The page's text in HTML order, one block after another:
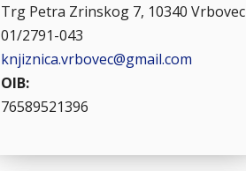
Trg Petra Zrinskog 7, 10340 Vrbovec
01/2791-043
knjiznica.vrbovec@gmail.com
OIB:
76589521396